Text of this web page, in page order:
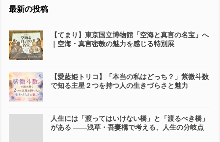
最新の投稿
【てまり】東京国立博物館「空海と真言の名宝」へ
｜空海・真言密教の魅力を感じる特別展
【愛藍姫トリコ】「本当の私はどっち？」紫微斗数
で知る主星２つを持つ人の生きづらさと魅力
人生には「渡ってはいけない橋」と「渡るべき橋」
がある ――浅草・吾妻橋で考える、人生の分岐点